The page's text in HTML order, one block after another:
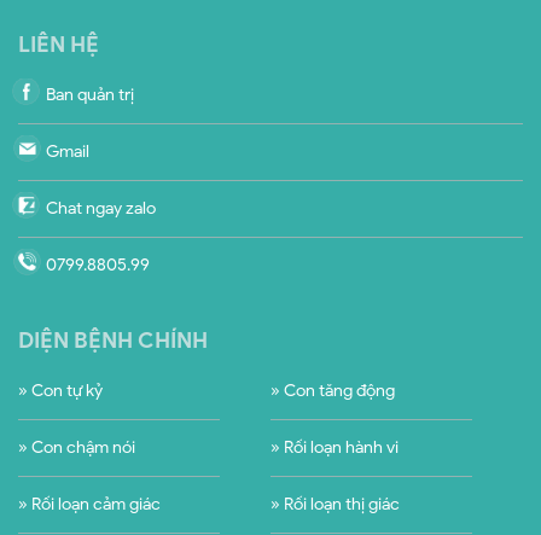
LIÊN HỆ
Ban quản trị
Gmail
Chat ngay zalo
0799.8805.99
DIỆN BỆNH CHÍNH
» Con tự kỷ » Con tăng động
» Con chậm nói » Rối loạn hành vi
» Rối loạn cảm giác » Rối loạn thị giác